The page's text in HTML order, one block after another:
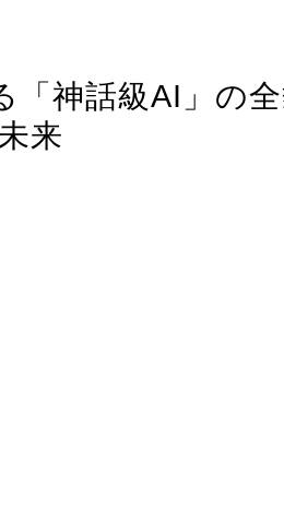
神話級AI」の全
来